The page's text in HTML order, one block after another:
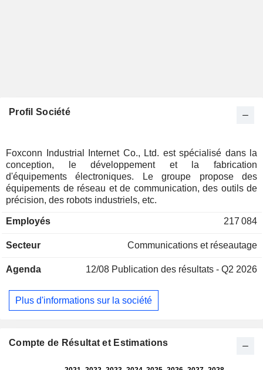
Profil Société
Foxconn Industrial Internet Co., Ltd. est spécialisé dans la
conception, le développement et la fabrication
d'équipements électroniques. Le groupe propose des
équipements de réseau et de communication, des outils de
précision, des robots industriels, etc.
Employés 217 084
Secteur Communications et réseautage
Agenda 12/08 Publication des résultats - Q2 2026
Plus d'informations sur la société
Compte de Résultat et Estimations